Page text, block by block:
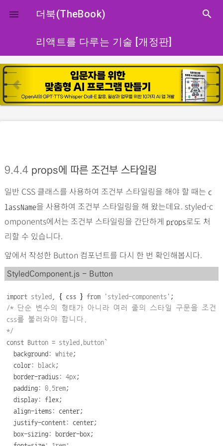
close
 더북(TheBook) search
리액트를 다루는 기술 [개정판]
p
r
e
s
n
e
x
9.4.4props에 따른 조건부 스타일링
일반 CSS 클래스를 사용하여 조건부 스타일링을 해야 할 때는 c
lassName을 사용하여 조건부 스타일링을 해 왔는데요. styled-c
omponents에서는 조건부 스타일링을 간단하게 props로도 처
리할 수 있습니다.
앞에서 작성한 Button 컴포넌트를 다시 한 번 확인해봅시다.
StyledComponent.js - Button
import styled { css } from ' styled-components ' ;
/* 단순 변수의 형태가 아니라 여러 줄의 스타일 구문을 조건
css를 불러와야 합니다
*/
const Button = styled button `
background : white;
color : black;
border-radius : 4px;
padding : 0.5rem;
display : flex;
align-items : center;
justify-content : center;
box-sizing : border-box;